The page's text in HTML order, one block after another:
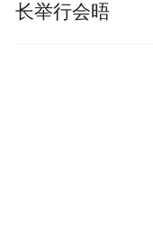
长举行会晤